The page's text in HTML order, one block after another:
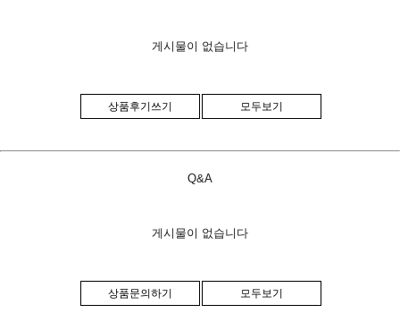
게시물이 없습니다
상품후기쓰기 모두보기
Q&A
게시물이 없습니다
상품문의하기 모두보기